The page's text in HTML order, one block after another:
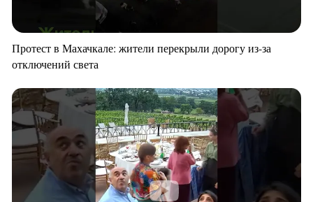
Протест в Махачкале: жители перекрыли дорогу из-за
отключений света